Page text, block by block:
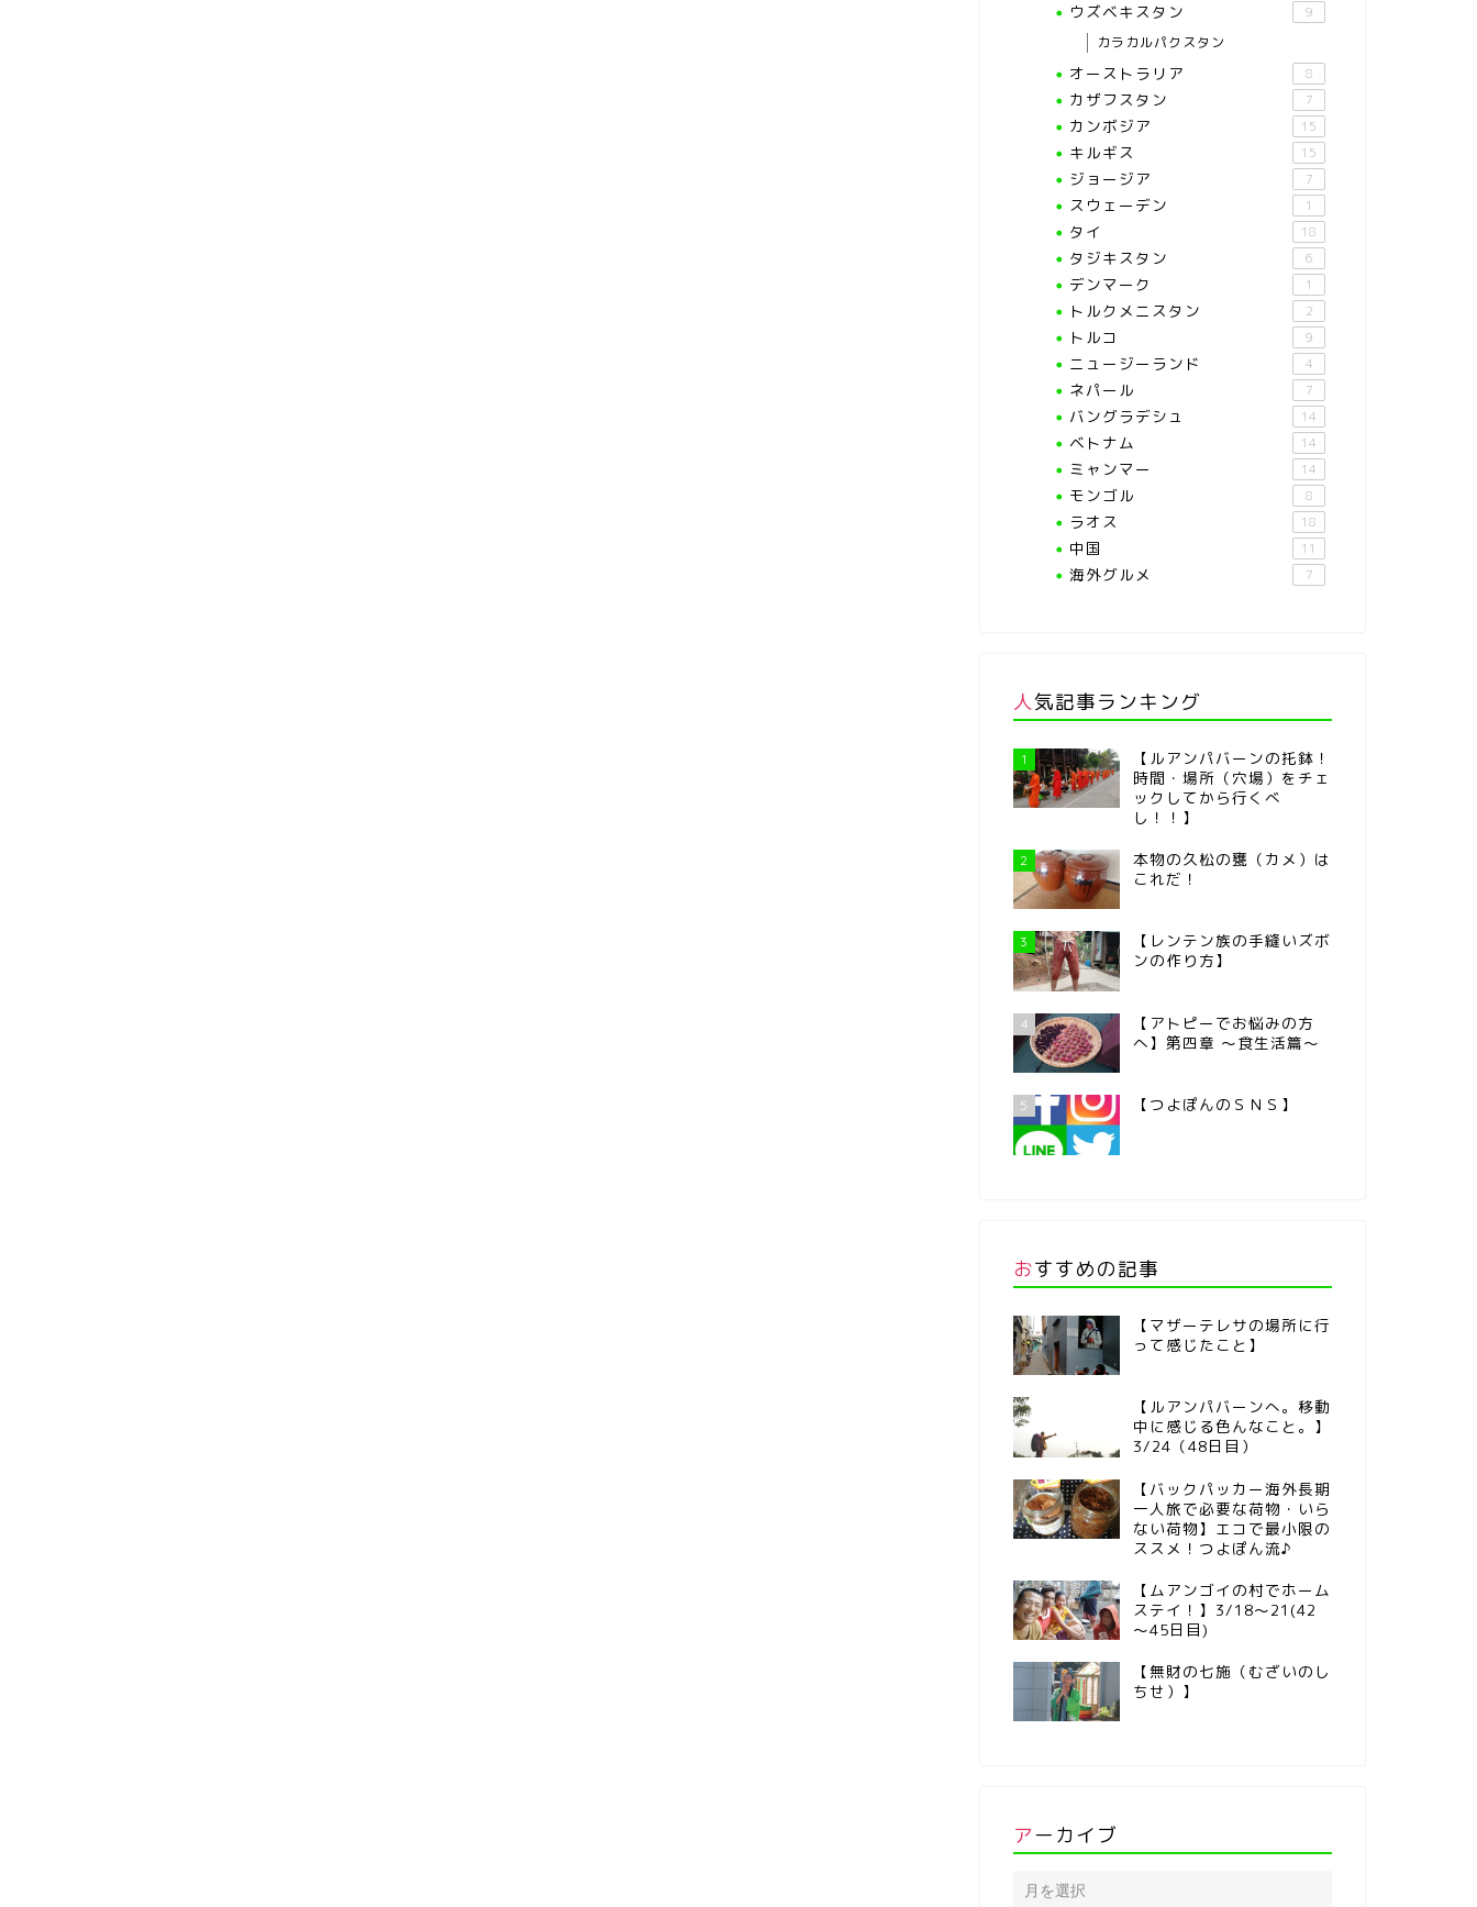
ウズベキスタン 9
カラカルパクスタン
オーストラリア 8
カザフスタン 7
カンボジア 15
キルギス 15
ジョージア 7
スウェーデン 1
タイ 18
タジキスタン 6
デンマーク 1
トルクメニスタン 2
トルコ 9
ニュージーランド 4
ネパール 7
バングラデシュ 14
ベトナム 14
ミャンマー 14
モンゴル 8
ラオス 18
中国 11
海外グルメ 7
人気記事ランキング
1
【ルアンパバーンの托鉢！
時間・場所（穴場）をチェ
ックしてから行くべ
し！！】
2
本物の久松の甕（カメ）は
これだ！
3
【レンテン族の手縫いズボ
ンの作り方】
4
【アトピーでお悩みの方
へ】第四章 ～食生活篇～
5 【つよぽんのＳＮＳ】
おすすめの記事
【マザーテレサの場所に行
って感じたこと】
【ルアンパバーンへ。移動
中に感じる色んなこと。】
3/24（48日目）
【バックパッカー海外長期
一人旅で必要な荷物・いら
ない荷物】エコで最小限の
ススメ！つよぽん流♪
【ムアンゴイの村でホーム
ステイ！】3/18～21(42
～45日目)
【無財の七施（むざいのし
ちせ）】
アーカイブ